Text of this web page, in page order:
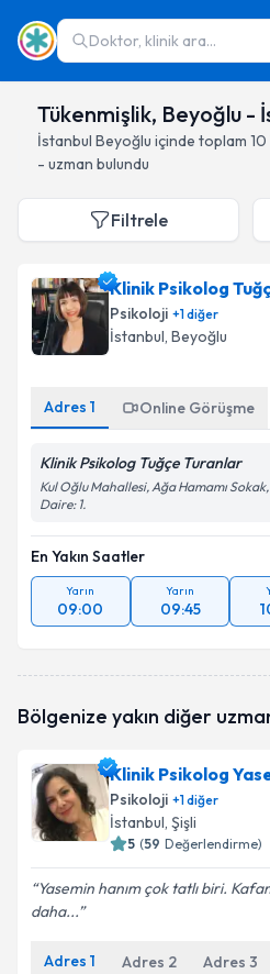
Doktor, klinik ara...
Tükenmişlik, Beyoğlu -
İstanbul Beyoğlu içinde toplam 10
- uzman bulundu
Filtrele
Klinik Psikolog
Psikoloji +1diğer
İstanbul, Beyoğlu
Adres 1 Online Görüşme
Klinik Psikolog Tuğçe Turanlar
Kul Oğlu Mahallesi, Ağa Hamamı
Daire: 1.
En Yakın Saatler
Yarın
09:00
Yarın
09:45
Bölgenize yakın diğer
Klinik Psikolog
Psikoloji +1diğer
İstanbul, Şişli
5 (59 Değerlendirme)
Yasemin hanım çok tatlı biri.
daha...
Adres 1 Adres 2 Adres 3